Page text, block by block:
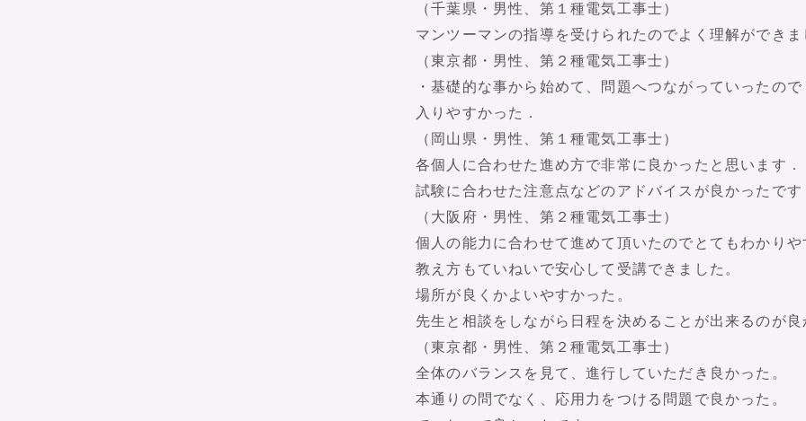
（千葉県・男性、第１種電気工事士）
マンツーマンの指導を受けられたのでよく理解ができま
（東京都・男性、第２種電気工事士）
・基礎的な事から始めて、問題へつながっていったので
入りやすかった．
（岡山県・男性、第１種電気工事士）
各個人に合わせた進め方で非常に良かったと思います．
試験に合わせた注意点などのアドバイスが良かったです
（大阪府・男性、第２種電気工事士）
個人の能力に合わせて進めて頂いたのでとてもわかりや
教え方もていねいで安心して受講できました。
場所が良くかよいやすかった。
先生と相談をしながら日程を決めることが出来るのが良
（東京都・男性、第２種電気工事士）
全体のバランスを見て、進行していただき良かった。
本通りの問でなく、応用力をつける問題で良かった。